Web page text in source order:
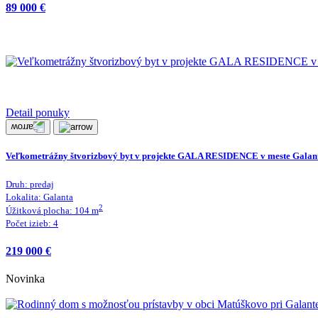
89 000 €
Detail ponuky
Veľkometrážny štvorizbový byt v projekte GALA RESIDENCE v meste
Druh: predaj
Lokalita: Galanta
Úžitková plocha: 104 m2
Počet izieb: 4
219 000 €
Novinka